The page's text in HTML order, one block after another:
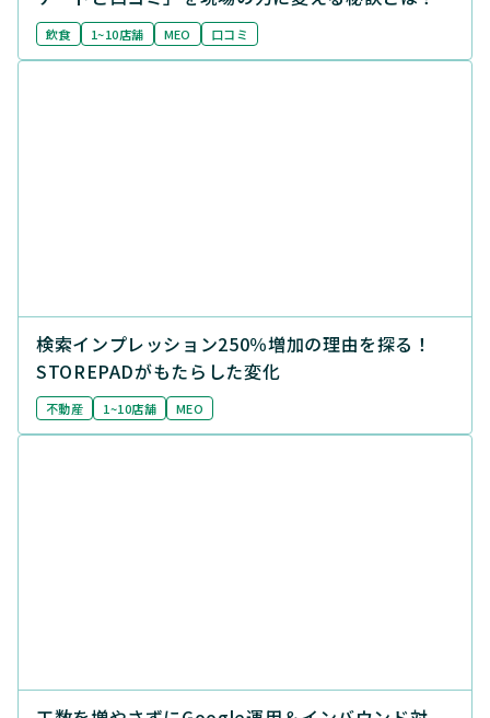
飲食 1~10店舗 MEO 口コミ
検索インプレッション250％増加の理由を探る！
STOREPADがもたらした変化
不動産 1~10店舗 MEO